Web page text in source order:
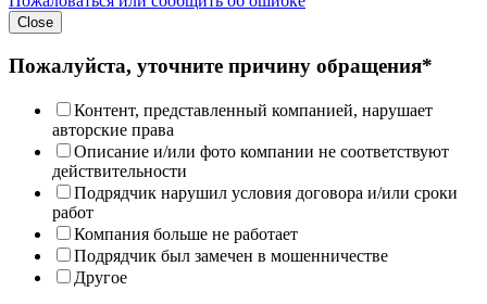
Close
Пожалуйста, уточните причину обращения*
Контент, представленный компанией, нарушает
авторские права
Описание и/или фото компании не соответствуют
действительности
Подрядчик нарушил условия договора и/или сроки
работ
Компания больше не работает
Подрядчик был замечен в мошенничестве
Другое